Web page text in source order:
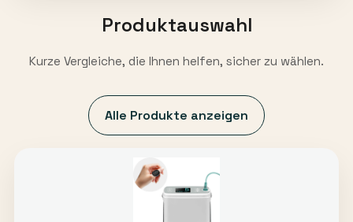
Produktauswahl
Kurze Vergleiche, die Ihnen helfen, sicher zu wählen.
Alle Produkte anzeigen